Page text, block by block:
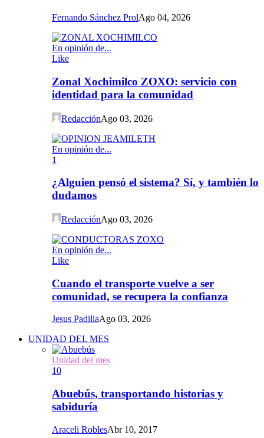
Fernando Sánchez ProlAgo 04, 2026
En opinión de...
Like
Zonal Xochimilco ZOXO: servicio con
identidad para la comunidad
RedacciónAgo 03, 2026
En opinión de...
1
¿Alguien pensó el sistema? Sí, y también lo
dudamos
RedacciónAgo 03, 2026
En opinión de...
Like
Cuando el transporte vuelve a ser
comunidad, se recupera la confianza
Jesus PadillaAgo 03, 2026
UNIDAD DEL MES
Unidad del mes
10
Abuebús, transportando historias y
sabiduría
Araceli RoblesAbr 10, 2017